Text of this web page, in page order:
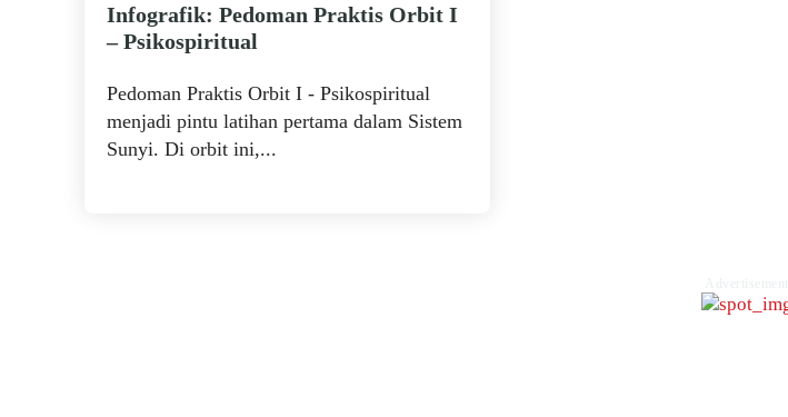
Infografik: Pedoman Praktis Orbit I
– Psikospiritual
Pedoman Praktis Orbit I - Psikospiritual
menjadi pintu latihan pertama dalam Sistem
Sunyi. Di orbit ini,...
Advertisement